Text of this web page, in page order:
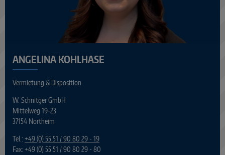
ANGELINA KOHLHASE
Vermietung & Disposition
W. Schnitger GmbH
Mittelweg 19-23
37154 Northeim
Tel.: +49 (0) 55 51 / 90 80 29 - 19
Fax: +49 (0) 55 51 / 90 80 29 - 80